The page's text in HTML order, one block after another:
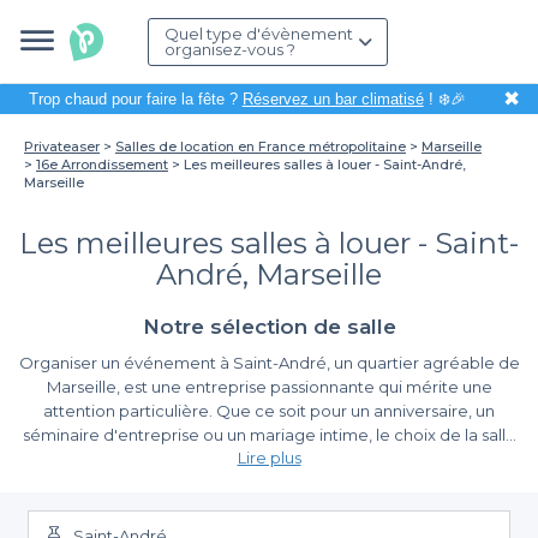
Quel type d'évènement
organisez-vous ?
Trop chaud pour faire la fête ? Réservez un bar climatisé! ❄️🎉 ✖
Privateaser Salles de location en France métropolitaine
Marseille
16e Arrondissement
Les meilleures salles à louer - Saint-André,
Marseille
Les meilleures salles à louer - Saint-
André, Marseille
Notre sélection de salle
Organiser un événement à Saint-André, un quartier agréable de
Marseille, est une entreprise passionnante qui mérite une
attention particulière. Que ce soit pour un anniversaire, un
séminaire d'entreprise ou un mariage intime, le choix de la salle
est essentiel pour garantir la réussite de votre événement.
La simplicité de réservation avec Privateaser
Lire plus